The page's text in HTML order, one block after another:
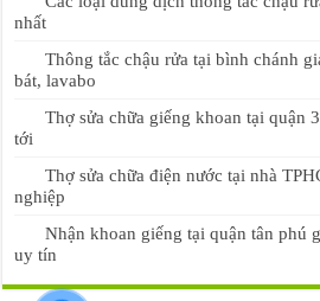
nhất
Thông tắc chậu rửa tại bình chánh
bát, lavabo
Thợ sửa chữa giếng khoan tại quận
tới
Thợ sửa chữa điện nước tại nhà
nghiệp
Nhận khoan giếng tại quận tân phú
uy tín